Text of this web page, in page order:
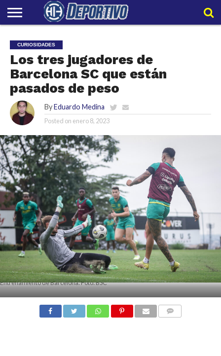
NACIONAL
INTERNACIONAL
EMBAJADORES
POLIDEPORTIVO
POLÍTICAS
DE
PRIVACIDAD
CONTACTO
HIT
EQUIPO
HIT
CURIOSIDADES
Los tres jugadores de
Barcelona SC que están
pasados de peso
By Eduardo Medina
Posted on enero 8, 2023
Entrenamiento de Barcelona. Foto: BSC